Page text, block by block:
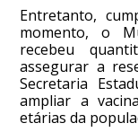
Entretanto,
momento, o
recebeu
assegurar a
Secretaria
ampliar a
etárias da